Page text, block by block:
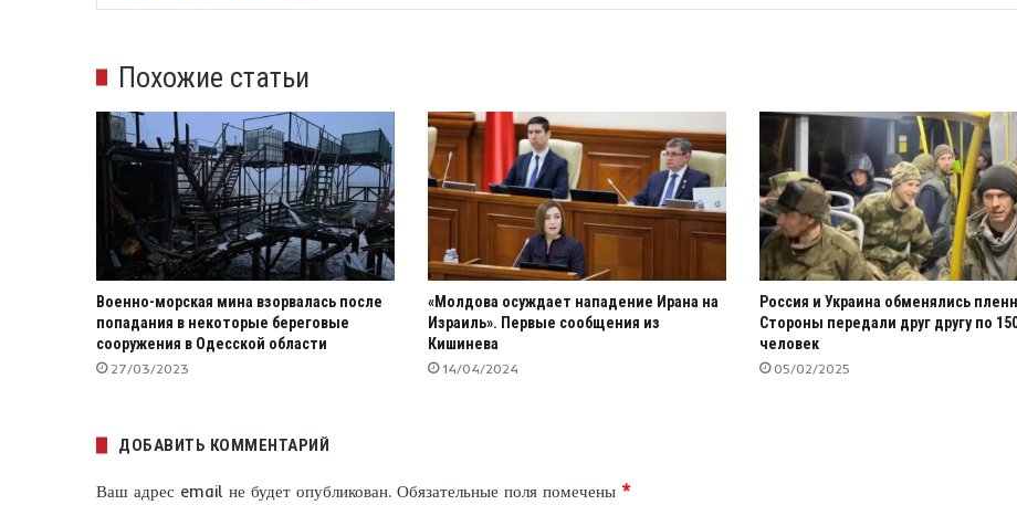
Похожие статьи
Военно-морская мина взорвалась после
попадания в некоторые береговые
сооружения в Одесской области
27/03/2023
«Молдова осуждает нападение Ирана на
Израиль». Первые сообщения из
Кишинева
14/04/2024
Россия и Украина обменялись
Стороны передали друг другу по
человек
05/02/2025
ДОБАВИТЬ КОММЕНТАРИЙ
Ваш адрес email не будет опубликован. Обязательные поля помечены *